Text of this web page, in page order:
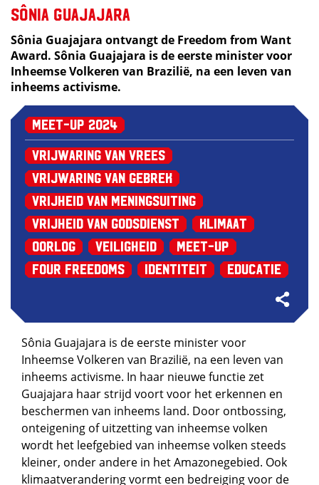
Sônia Guajajara
Sônia Guajajara ontvangt de Freedom from Want
Award. Sônia Guajajara is de eerste minister voor
Inheemse Volkeren van Brazilië, na een leven van
inheems activisme.
Meet-up 2024
Vrijwaring van Vrees
Vrijwaring van Gebrek
Vrijheid van Meningsuiting
Vrijheid van Godsdienst
Klimaat
Oorlog
Veiligheid
Meet-up
Four Freedoms
Identiteit Educatie
Sônia Guajajara is de eerste minister voor
Inheemse Volkeren van Brazilië, na een leven van
inheems activisme. In haar nieuwe functie zet
Guajajara haar strijd voort voor het erkennen en
beschermen van inheems land. Door ontbossing,
onteigening of uitzetting van inheemse volken
wordt het leefgebied van inheemse volken steeds
kleiner, onder andere in het Amazonegebied. Ook
klimaatverandering vormt een bedreiging voor de